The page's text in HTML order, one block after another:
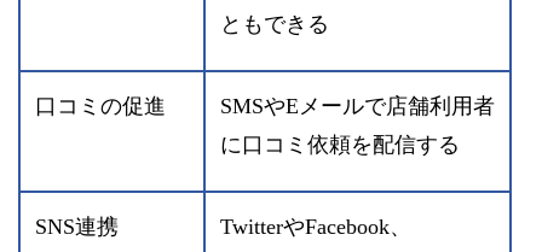
ともできる
口コミの促進
SMSやEメールで店舗利用者
に口コミ依頼を配信する
SNS連携
TwitterやFacebook、